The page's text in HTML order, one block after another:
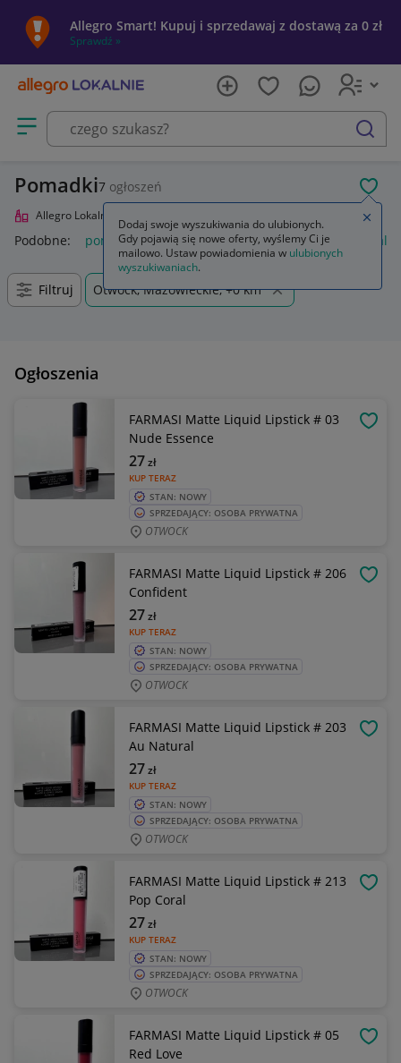
Allegro Smart! Kupuj i sprzedawaj z dostawą za 0 zł
Sprawdź »
Otwórz menu z kategoriami
szukaj
Pomadki7 ogłoszeń
Allegro Lokalnie
Podobne: pomadka pomadka maybelline pomadka loreal
Filtruj Otwock, Mazowieckie, +0 km
Ogłoszenia
FARMASI Matte Liquid Lipstick # 03
Nude Essence
KUP TERAZ
27zł
STAN: NOWY
SPRZEDAJĄCY: OSOBA PRYWATNA
OTWOCK
FARMASI Matte Liquid Lipstick # 206
Confident
KUP TERAZ
27zł
STAN: NOWY
SPRZEDAJĄCY: OSOBA PRYWATNA
OTWOCK
FARMASI Matte Liquid Lipstick # 203
Au Natural
KUP TERAZ
27zł
STAN: NOWY
SPRZEDAJĄCY: OSOBA PRYWATNA
OTWOCK
FARMASI Matte Liquid Lipstick # 213
Pop Coral
KUP TERAZ
27zł
STAN: NOWY
SPRZEDAJĄCY: OSOBA PRYWATNA
OTWOCK
FARMASI Matte Liquid Lipstick # 05
Red Love
Dodaj swoje wyszukiwania do ulubionych.
Gdy pojawią się nowe oferty, wyślemy Ci je
mailowo. Ustaw powiadomienia w ulubionych
wyszukiwaniach.